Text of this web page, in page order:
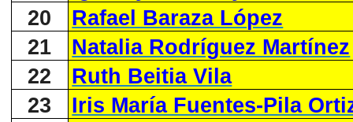
20
Rafael Baraza López
21
Natalia Rodríguez Martínez
22
Ruth Beitia Vila
23
Iris María Fuentes-Pila